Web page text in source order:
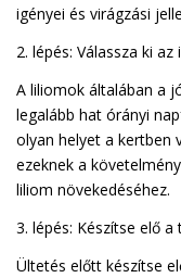
igényei és virágzási
2. lépés: Válassza ki
A liliomok általában a
legalább hat órányi
olyan helyet a kertben
ezeknek a
liliom növekedéséhez.
3. lépés: Készítse elő a
Ültetés előtt készítse